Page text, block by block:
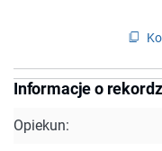
Informacje o
Opiekun: